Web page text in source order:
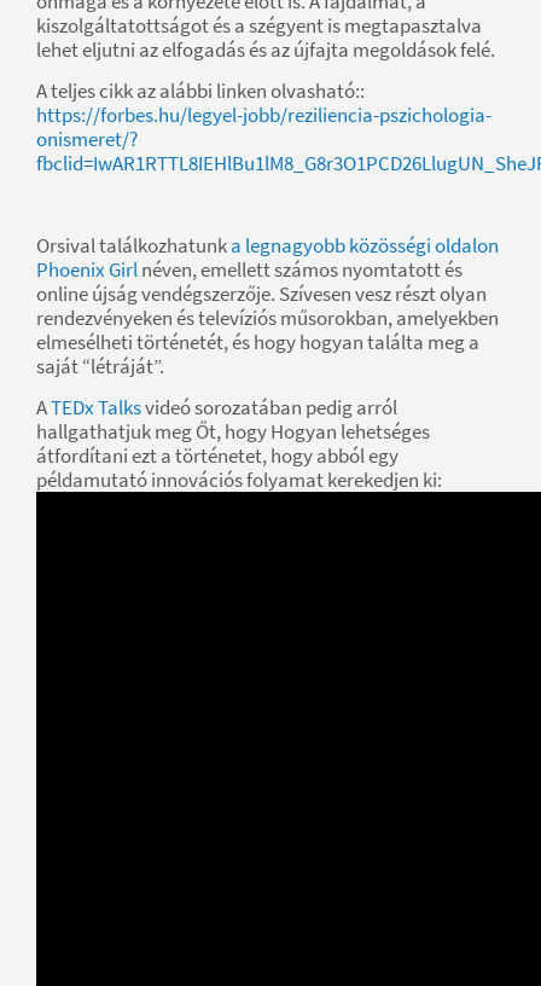
kiszolgáltatottságot és a szégyent is megtapasztalva
lehet eljutni az elfogadás és az újfajta megoldások felé.
A teljes cikk az alábbi linken olvasható::
https://forbes.hu/legyel-jobb/reziliencia-pszichologia-
onismeret/?
Orsival találkozhatunka legnagyobb közösségi oldalon
Phoenix Girlnéven, emellett számos nyomtatott és
online újság vendégszerzője. Szívesen vesz részt olyan
rendezvényeken és televíziós műsorokban, amelyekben
elmesélheti történetét, és hogy hogyan találta meg a
saját “létráját”.
ATEDx Talksvideó sorozatában pedig arról
hallgathatjuk meg Őt, hogy Hogyan lehetséges
átfordítani ezt a történetet, hogy abból egy
példamutató innovációs folyamat kerekedjen ki: